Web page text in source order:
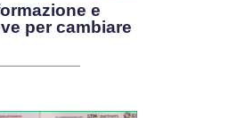
e
per cambiare